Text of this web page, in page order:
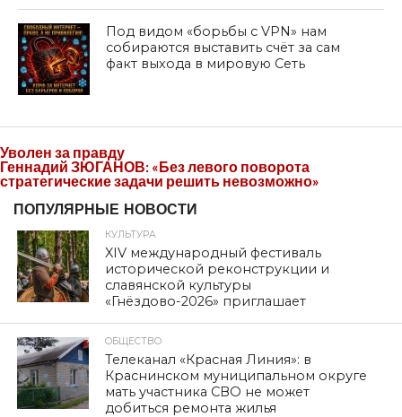
Под видом «борьбы с VPN» нам
собираются выставить счёт за сам
факт выхода в мировую Сеть
Уволен за правду
Геннадий ЗЮГАНОВ: «Без левого поворота
стратегические задачи решить невозможно»
ПОПУЛЯРНЫЕ НОВОСТИ
КУЛЬТУРА
XIV международный фестиваль
исторической реконструкции и
славянской культуры
«Гнёздово-2026» приглашает
ОБЩЕСТВО
Телеканал «Красная Линия»: в
Краснинском муниципальном округе
мать участника СВО не может
добиться ремонта жилья